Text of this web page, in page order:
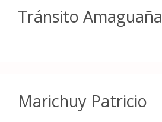
Tránsito Amaguaña
Marichuy Patricio